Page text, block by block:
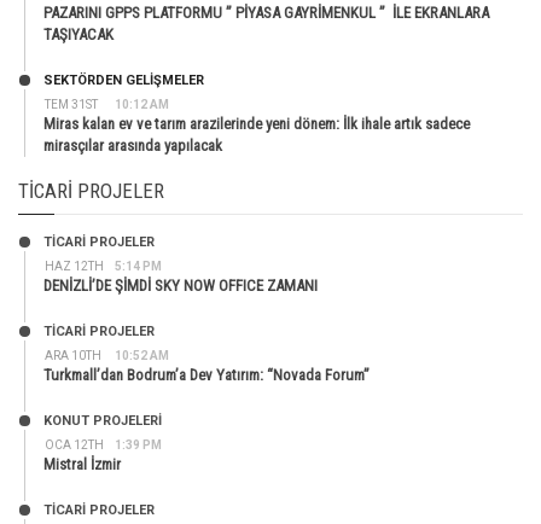
PAZARINI GPPS PLATFORMU ” PİYASA GAYRİMENKUL ” İLE EKRANLARA
TAŞIYACAK
TEM 31ST 10:12 AM
SEKTÖRDEN GELIŞMELER
Miras kalan ev ve tarım arazilerinde yeni dönem: İlk ihale artık sadece
mirasçılar arasında yapılacak
TICARI PROJELER
HAZ 12TH 5:14 PM
TİCARİ PROJELER
DENİZLİ’DE ŞİMDİ SKY NOW OFFICE ZAMANI
ARA 10TH 10:52 AM
TİCARİ PROJELER
Turkmall’dan Bodrum’a Dev Yatırım: “Novada Forum”
OCA 12TH 1:39 PM
KONUT PROJELERI
Mistral İzmir
TİCARİ PROJELER